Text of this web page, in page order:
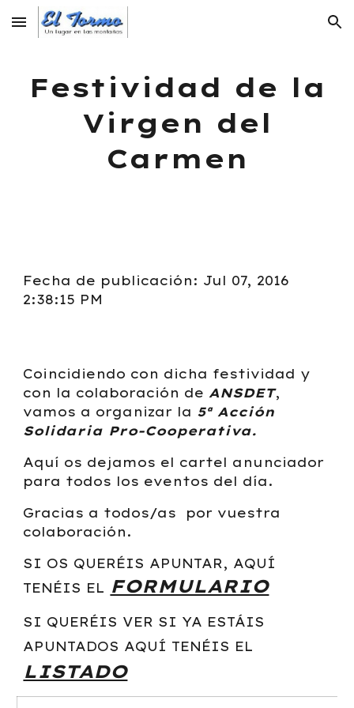
Skip to main content Skip to navigation
Festividad de la
Virgen del
Carmen
Fecha de publicación: Jul 07, 2016
2:38:15 PM
Coincidiendo con dicha festividad y
con la colaboración deANSDET,
vamos a organizar la 5ª Acción
Solidaria Pro-Cooperativa.
Aquí os dejamos el cartel anunciador
para todos los eventos del día.
Gracias a todos/as por vuestra
colaboración.
SI OS QUERÉIS APUNTAR, AQUÍ
TENÉIS EL FORMULARIO
SI QUERÉIS VER SI YA ESTÁIS
APUNTADOS AQUÍ TENÉIS EL
LISTADO